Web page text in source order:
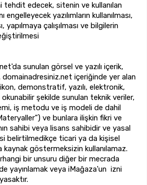
tehdit edecek, sitenin ve kullanılan
engelleyecek yazılımların kullanılması,
yapılmaya çalışılması ve bilgilerin
sunulan görsel ve yazılı içerik,
domainadresiniz.net içeriğinde yer alan
demonstratif, yazılı, elektronik,
şekilde sunulan teknik veriler,
iş metodu ve iş modeli de dahil
ve bunlara ilişkin fikri ve
sahibi veya lisans sahibidir ve yasal
belirtilmedikçe ticari ya da kişisel
göstermeksizin kullanılamaz.
bir unsuru diğer bir mecrada
yayınlamak veya iMağaza'un izni